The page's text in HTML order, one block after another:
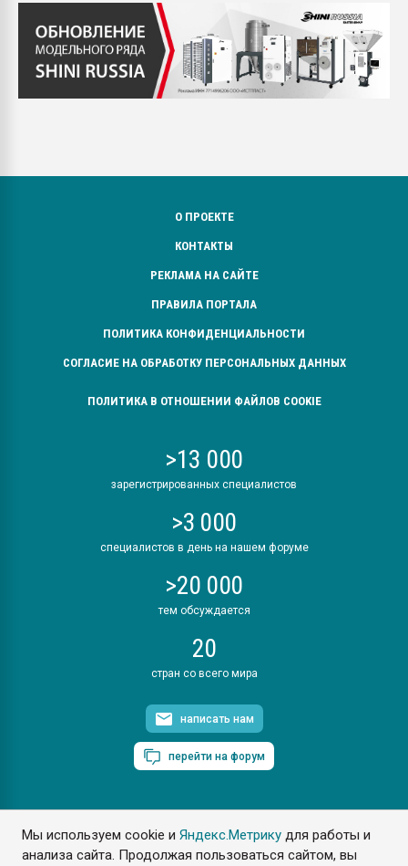
Мы используем cookie иЯндекс.Метрику для работы и
анализа сайта. Продолжая пользоваться сайтом, вы
О ПРОЕКТЕ
КОНТАКТЫ
РЕКЛАМА НА САЙТЕ
ПРАВИЛА ПОРТАЛА
ПОЛИТИКА КОНФИДЕНЦИАЛЬНОСТИ
СОГЛАСИЕ НА ОБРАБОТКУ ПЕРСОНАЛЬНЫХ ДАННЫХ
ПОЛИТИКА В ОТНОШЕНИИ ФАЙЛОВ COOKIE
>13 000
зарегистрированных специалистов
>3 000
специалистов в день на нашем форуме
>20 000
тем обсуждается
20
стран со всего мира
написать нам
перейти на форум
ПластЭксперт © 2006. Все права защищены
Разрешается копирование материалов сайта с обязательной